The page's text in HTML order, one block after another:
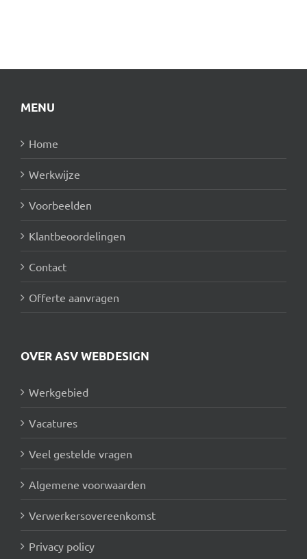
MENU
Home
Werkwijze
Voorbeelden
Klantbeoordelingen
Contact
Offerte aanvragen
OVER ASV WEBDESIGN
Werkgebied
Vacatures
Veel gestelde vragen
Algemene voorwaarden
Verwerkersovereenkomst
Privacy policy